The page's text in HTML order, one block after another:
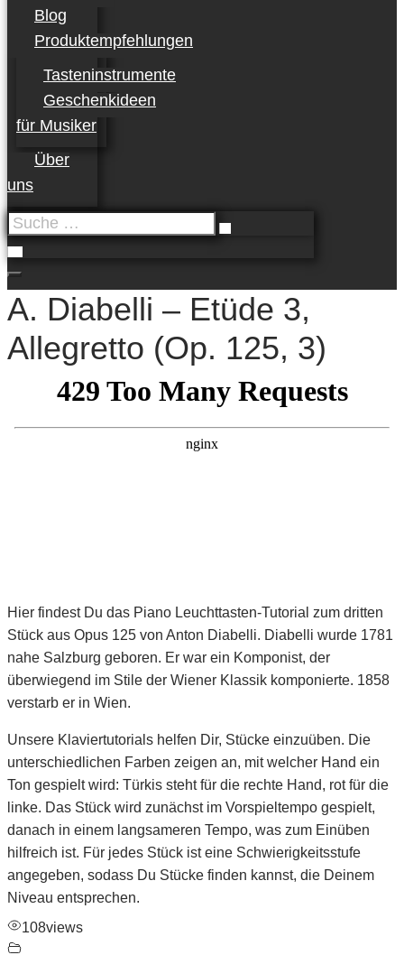
Blog
Produktempfehlungen
Tasteninstrumente
Geschenkideen
für Musiker
Über
uns
Suche
…
A. Diabelli – Etüde 3,
Allegretto (Op. 125, 3)
Hier findest Du das Piano Leuchttasten-Tutorial zum dritten
Stück aus Opus 125 von Anton Diabelli. Diabelli wurde 1781
nahe Salzburg geboren. Er war ein Komponist, der
überwiegend im Stile der Wiener Klassik komponierte. 1858
verstarb er in Wien.
Unsere Klaviertutorials helfen Dir, Stücke einzuüben. Die
unterschiedlichen Farben zeigen an, mit welcher Hand ein
Ton gespielt wird: Türkis steht für die rechte Hand, rot für die
linke. Das Stück wird zunächst im Vorspieltempo gespielt,
danach in einem langsameren Tempo, was zum Einüben
hilfreich ist. Für jedes Stück ist eine Schwierigkeitsstufe
angegeben, sodass Du Stücke finden kannst, die Deinem
Niveau entsprechen.
108views